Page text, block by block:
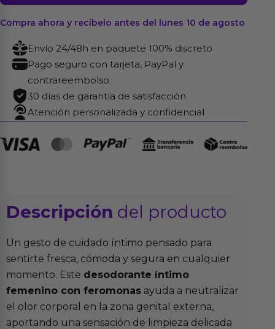
Feromonas
Ferowoman
65ml
cantidad
Compra ahora y recíbelo antes del lunes 10 de agosto
Envío 24/48h en paquete 100% discreto
Pago seguro con tarjeta, PayPal y
contrareembolso
30 días de garantía de satisfacción
Atención personalizada y confidencial
Descripción del producto
Un gesto de cuidado íntimo pensado para
sentirte fresca, cómoda y segura en cualquier
momento. Este desodorante íntimo
femenino con feromonas ayuda a neutralizar
el olor corporal en la zona genital externa,
aportando una sensación de limpieza delicada